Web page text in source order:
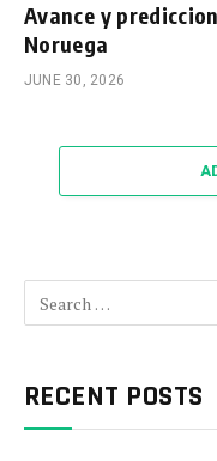
Avance y
Noruega
JUNE 30, 2026
RECENT POSTS